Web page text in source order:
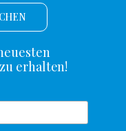
erhalten!